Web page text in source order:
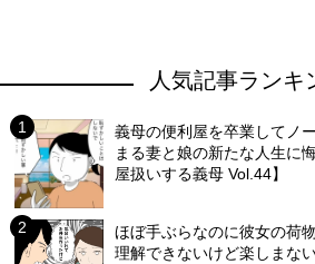
人気記事ランキ
義母の便利屋を卒業してノ
まる妻と娘の新たな人生に
屋扱いする義母 Vol.44】
ほぼ手ぶらなのに彼女の荷
理解できないけど楽しまな